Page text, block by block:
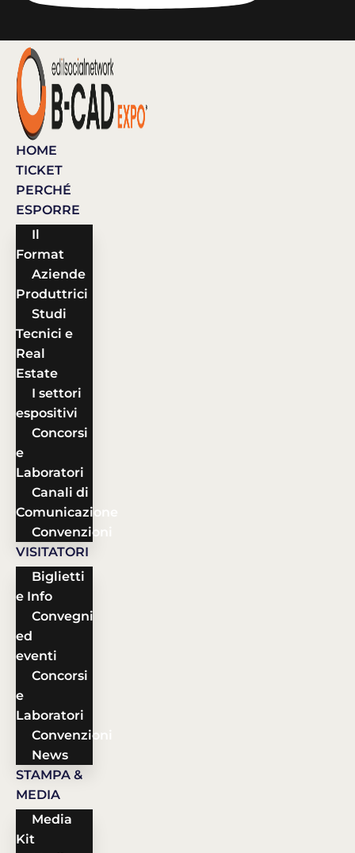
HOME
TICKET
PERCHÉ
ESPORRE
Il
Format
Aziende
Produttrici
Studi
Tecnici e
Real
Estate
I settori
espositivi
Concorsi
e
Laboratori
Canali di
Comunicazione
Convenzioni
VISITATORI
Biglietti
e Info
Convegni
ed
eventi
Concorsi
e
Laboratori
Convenzioni
News
STAMPA &
MEDIA
Media
Kit